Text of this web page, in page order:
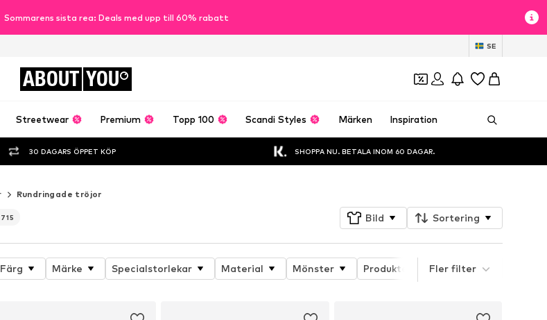
Sommarens sista rea: Deals med upp till 60% rabatt
SE
ABOUT YOU
Streetwear Premium Topp 100 Scandi Styles Märken Inspiration
30 DAGARS ÖPPET KÖP SHOPPA NU. BETALA INOM 60 DAGAR.
Rundringade tröjor
Bild Sortering
Färg Märke Specialstorlekar Material Mönster Produktens egenskaper
Fler filter